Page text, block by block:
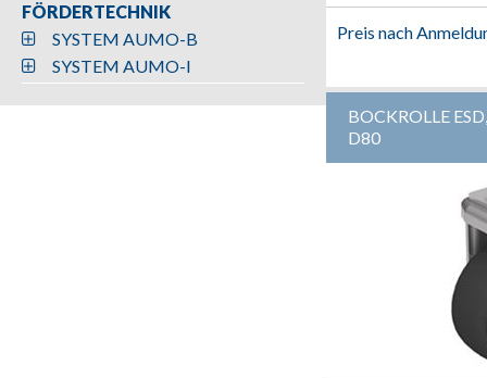
FÖRDERTECHNIK
SYSTEM AUMO-B
SYSTEM AUMO-I
Preis nach
BOCKROLLE
D80